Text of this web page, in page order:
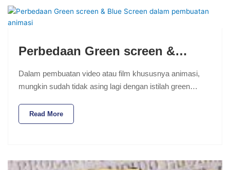
Perbedaan Green screen &…
Dalam pembuatan video atau film khususnya animasi,
mungkin sudah tidak asing lagi dengan istilah green…
Read More